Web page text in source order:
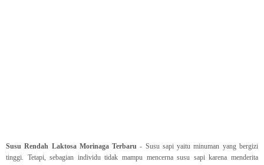
Susu Rendah Laktosa Morinaga Terbaru - Susu sapi yaitu minuman yang bergizi
tinggi. Tetapi, sebagian individu tidak mampu mencerna susu sapi karena menderita